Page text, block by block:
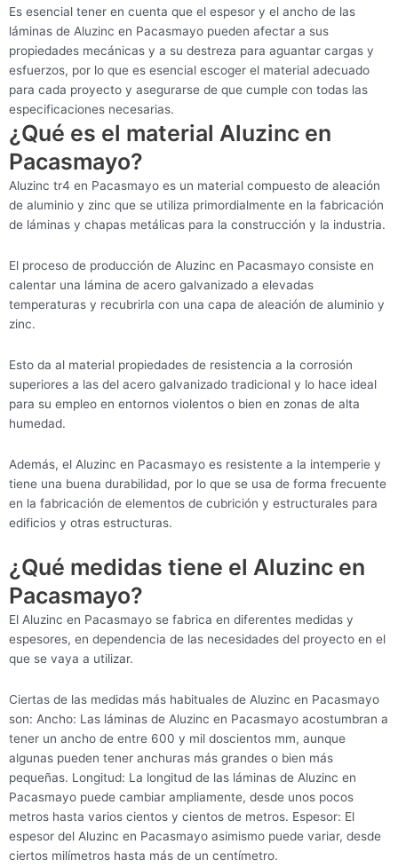
Es esencial tener en cuenta que el espesor y el ancho de las
láminas de Aluzinc en Pacasmayo pueden afectar a sus
propiedades mecánicas y a su destreza para aguantar cargas y
esfuerzos, por lo que es esencial escoger el material adecuado
para cada proyecto y asegurarse de que cumple con todas las
especificaciones necesarias.
¿Qué es el material Aluzinc en
Pacasmayo?
Aluzinc tr4 en Pacasmayo es un material compuesto de aleación
de aluminio y zinc que se utiliza primordialmente en la fabricación
de láminas y chapas metálicas para la construcción y la industria.
El proceso de producción de Aluzinc en Pacasmayo consiste en
calentar una lámina de acero galvanizado a elevadas
temperaturas y recubrirla con una capa de aleación de aluminio y
zinc.
Esto da al material propiedades de resistencia a la corrosión
superiores a las del acero galvanizado tradicional y lo hace ideal
para su empleo en entornos violentos o bien en zonas de alta
humedad.
Además, el Aluzinc en Pacasmayo es resistente a la intemperie y
tiene una buena durabilidad, por lo que se usa de forma frecuente
en la fabricación de elementos de cubrición y estructurales para
edificios y otras estructuras.
¿Qué medidas tiene el Aluzinc en
Pacasmayo?
El Aluzinc en Pacasmayo se fabrica en diferentes medidas y
espesores, en dependencia de las necesidades del proyecto en el
que se vaya a utilizar.
Ciertas de las medidas más habituales de Aluzinc en Pacasmayo
son: Ancho: Las láminas de Aluzinc en Pacasmayo acostumbran a
tener un ancho de entre 600 y mil doscientos mm, aunque
algunas pueden tener anchuras más grandes o bien más
pequeñas. Longitud: La longitud de las láminas de Aluzinc en
Pacasmayo puede cambiar ampliamente, desde unos pocos
metros hasta varios cientos y cientos de metros. Espesor: El
espesor del Aluzinc en Pacasmayo asimismo puede variar, desde
ciertos milímetros hasta más de un centímetro.